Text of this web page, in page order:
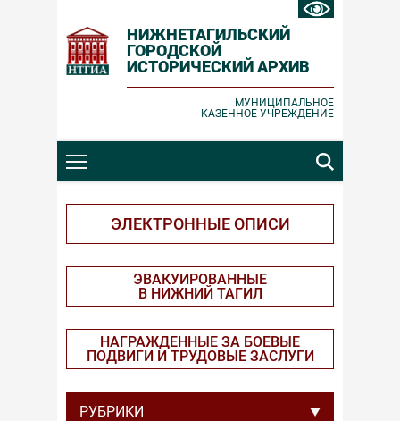
НИЖНЕТАГИЛЬСКИЙ
ГОРОДСКОЙ
ИСТОРИЧЕСКИЙ АРХИВ
МУНИЦИПАЛЬНОЕ
КАЗЕННОЕ УЧРЕЖДЕНИЕ
ЭЛЕКТРОННЫЕ ОПИСИ
ЭВАКУИРОВАННЫЕ
В НИЖНИЙ ТАГИЛ
НАГРАЖДЕННЫЕ ЗА БОЕВЫЕ
ПОДВИГИ И ТРУДОВЫЕ ЗАСЛУГИ
РУБРИКИ
Заявка принята
Ошибка отправки
Проверьте корректность вводимых
данных и повторите попытку.